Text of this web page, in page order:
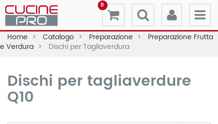
0
Home Catalogo Preparazione
Preparazione Frutta
e Verdura
Dischi per Tagliaverdura
Dischi per tagliaverdure
Q10